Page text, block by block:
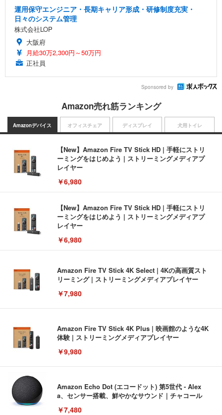
運用保守エンジニア・長期キャリア形成・研修制度充実・
日々のシステム管理
株式会社LOP
大阪府
月給30万2,300円～50万円
正社員
Sponsored by
Amazon売れ筋ランキング
Amazonデバイス
【New】Amazon Fire TV Stick HD | 手軽にストリ
ーミングをはじめよう | ストリーミングメディアプ
レイヤー
￥6,980
【New】Amazon Fire TV Stick HD | 手軽にストリ
ーミングをはじめよう | ストリーミングメディアプ
レイヤー
￥6,980
Amazon Fire TV Stick 4K Select | 4Kの高画質スト
リーミング | ストリーミングメディアプレイヤー
￥7,980
Amazon Fire TV Stick 4K Plus | 映画館のような4K
体験 | ストリーミングメディアプレイヤー
￥9,980
Amazon Echo Dot (エコードット) 第5世代 - Alex
a、センサー搭載、鮮やかなサウンド｜チャコール
￥7,480
オフィスチェア ディスプレイ 犬用トイレ